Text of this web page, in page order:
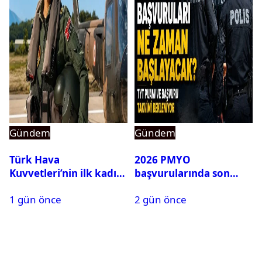
Gündem
Türk Hava
Kuvvetleri’nin ilk kadın
Karapınar hakkında
1 gün önce
Gündem
2026 PMYO
başvurularında son
2 gün önce